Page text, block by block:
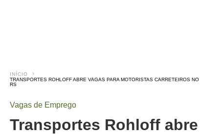
INÍCIO
TRANSPORTES ROHLOFF ABRE VAGAS PARA MOTORISTAS CARRETEIROS NO
RS
Vagas de Emprego
Transportes Rohloff abre